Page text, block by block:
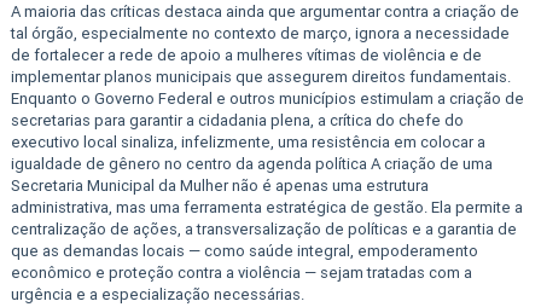
A maioria das críticas destaca ainda que argumentar contra a criação de
tal órgão, especialmente no contexto de março, ignora a necessidade
de fortalecer a rede de apoio a mulheres vítimas de violência e de
implementar planos municipais que assegurem direitos fundamentais.
Enquanto o Governo Federal e outros municípios estimulam a criação de
secretarias para garantir a cidadania plena, a crítica do chefe do
executivo local sinaliza, infelizmente, uma resistência em colocar a
igualdade de gênero no centro da agenda política A criação de uma
Secretaria Municipal da Mulher não é apenas uma estrutura
administrativa, mas uma ferramenta estratégica de gestão. Ela permite a
centralização de ações, a transversalização de políticas e a garantia de
que as demandas locais — como saúde integral, empoderamento
econômico e proteção contra a violência — sejam tratadas com a
urgência e a especialização necessárias.